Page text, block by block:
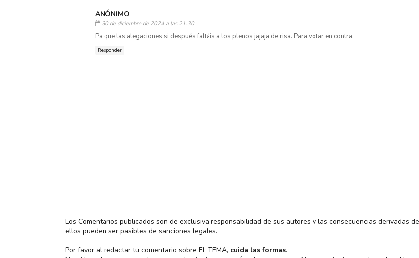
ANÓNIMO
30 de diciembre de 2024 a las 21:30
Pa que las alegaciones si después faltáis a los plenos jajaja de risa. Para votar en contra.
Responder
Los Comentarios publicados son de exclusiva responsabilidad de sus autores y las consecuencias derivadas de
ellos pueden ser pasibles de sanciones legales.
Por favor al redactar tu comentario sobre EL TEMA, cuida las formas.